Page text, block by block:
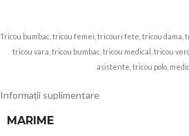
Tricou bumbac, tricou femei, tricouri fete, tricou dama,
tricou vara, tricou bumbac, tricou medical, tricou
asistente, tricou polo,
Informații suplimentare
MARIME